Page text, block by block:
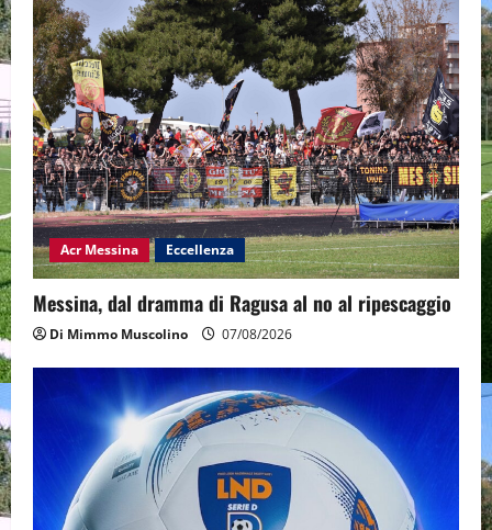
Acr Messina Eccellenza
Messina, dal dramma di Ragusa al no al ripescaggio
Di Mimmo Muscolino 07/08/2026